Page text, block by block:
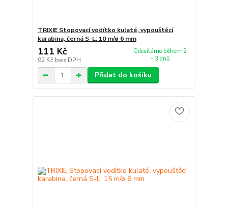
TRIXIE Stopovací vodítko kulaté, vypouštěcí
karabina, černá S-L: 10 m/ø 6 mm
111 Kč
92 Kč bez DPH
Odesíláme během 2
- 3 dnů
Přidat do košíku